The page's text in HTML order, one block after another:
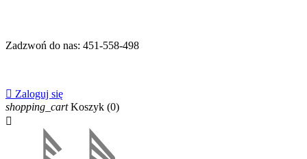
Zadzwoń do nas: 451-558-498
 Zaloguj się
shopping_cart Koszyk (0)
